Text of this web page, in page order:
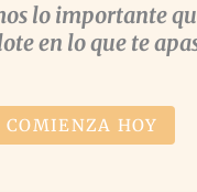
lo importante
en lo que te
COMIENZA HOY